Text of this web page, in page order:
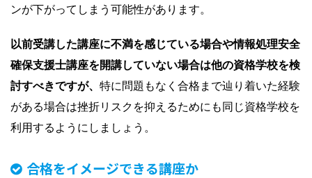
ンが下がってしまう可能性があります。
以前受講した講座に不満を感じている場合や情報処理安全
確保支援士講座を開講していない場合は他の資格学校を検
討すべきですが、 特に問題もなく合格まで辿り着いた経験
がある場合は挫折リスクを抑えるためにも同じ資格学校を
利用するようにしましょう。
合格をイメージできる講座か